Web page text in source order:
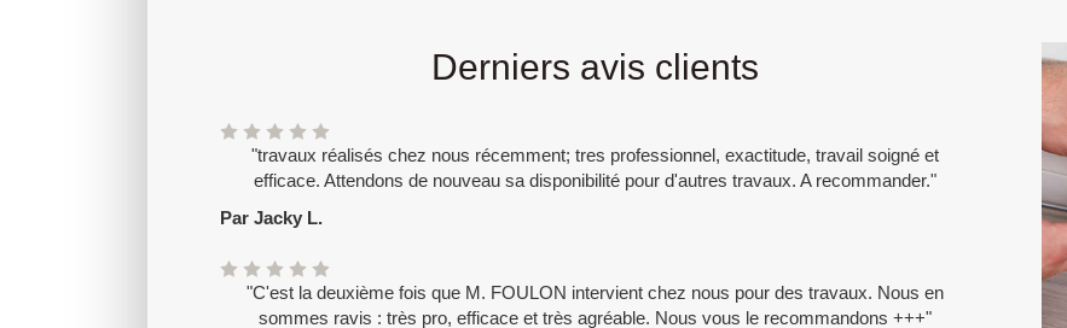
Derniers avis clients
"travaux réalisés chez nous récemment; tres professionnel, exactitude, travail soigné et
efficace. Attendons de nouveau sa disponibilité pour d'autres travaux. A recommander."
Par Jacky L.
"C'est la deuxième fois que M. FOULON intervient chez nous pour des travaux. Nous en
sommes ravis : très pro, efficace et très agréable. Nous vous le recommandons +++"